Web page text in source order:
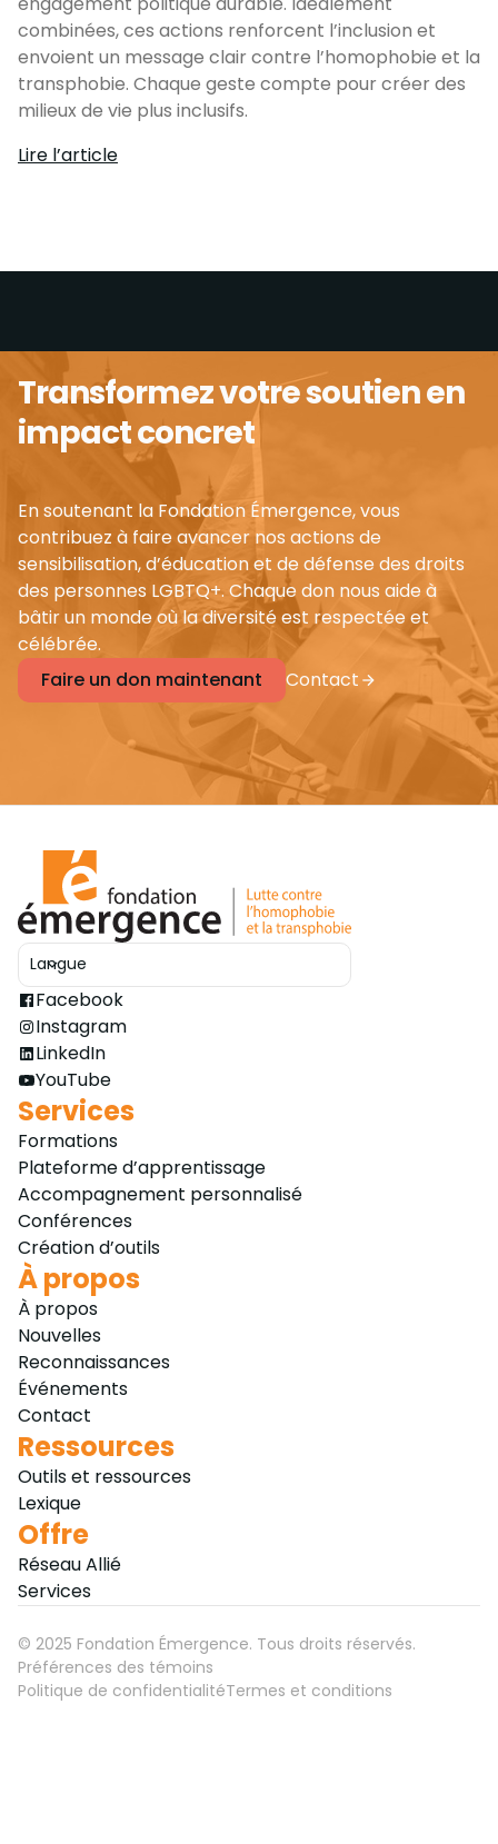
combinées, ces actions renforcent l’inclusion et
envoient un message clair contre l’homophobie et la
transphobie. Chaque geste compte pour créer des
milieux de vie plus inclusifs.
Lire l’article
Transformez votre soutien en
impact concret
En soutenant la Fondation Émergence, vous
contribuez à faire avancer nos actions de
sensibilisation, d’éducation et de défense des droits
des personnes LGBTQ+. Chaque don nous aide à
bâtir un monde où la diversité est respectée et
célébrée.
Faire un don maintenant
Contact
Langue
Ouvrir le sélecteur
Facebook
Instagram
LinkedIn
YouTube
Services
Formations
Plateforme d’apprentissage
Accompagnement personnalisé
Conférences
Création d’outils
À propos
À propos
Nouvelles
Reconnaissances
Événements
Contact
Ressources
Outils et ressources
Lexique
Offre
Réseau Allié
Services
© 2025 Fondation Émergence. Tous droits réservés.
Préférences des témoins
Politique de confidentialitéTermes et conditions